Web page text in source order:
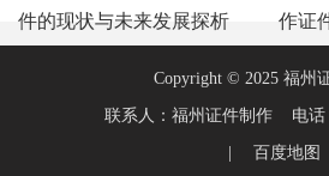
件的现状与未来发展探析 作证
Copyright © 2025 福州
联系人：福州证件制作 电话
百度地图